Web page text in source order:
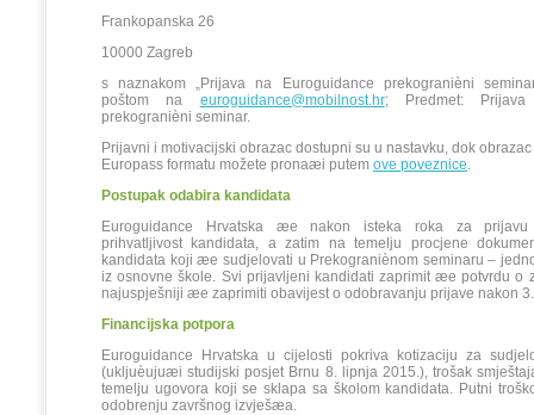
Frankopanska 26
10000 Zagreb
s naznakom „Prijava na Euroguidance prekogranièni
poštom na euroguidance@mobilnost.hr; Predmet: Prijava
prekogranièni seminar.
Prijavni i motivacijski obrazac dostupni su u nastavku, dok
Europass formatu možete pronaæi putem ove poveznice.
Postupak odabira kandidata
Euroguidance Hrvatska æe nakon isteka roka za prijavu
prihvatljivost kandidata, a zatim na temelju procjene
kandidata koji æe sudjelovati u Prekograniènom seminaru –
iz osnovne škole. Svi prijavljeni kandidati zaprimit æe potvrdu o
najuspješniji æe zaprimiti obavijest o odobravanju prijave nakon
Financijska potpora
Euroguidance Hrvatska u cijelosti pokriva kotizaciju za
(ukljuèujuæi studijski posjet Brnu 8. lipnja 2015.), trošak
temelju ugovora koji se sklapa sa školom kandidata. Putni
odobrenju završnog izvješæa.